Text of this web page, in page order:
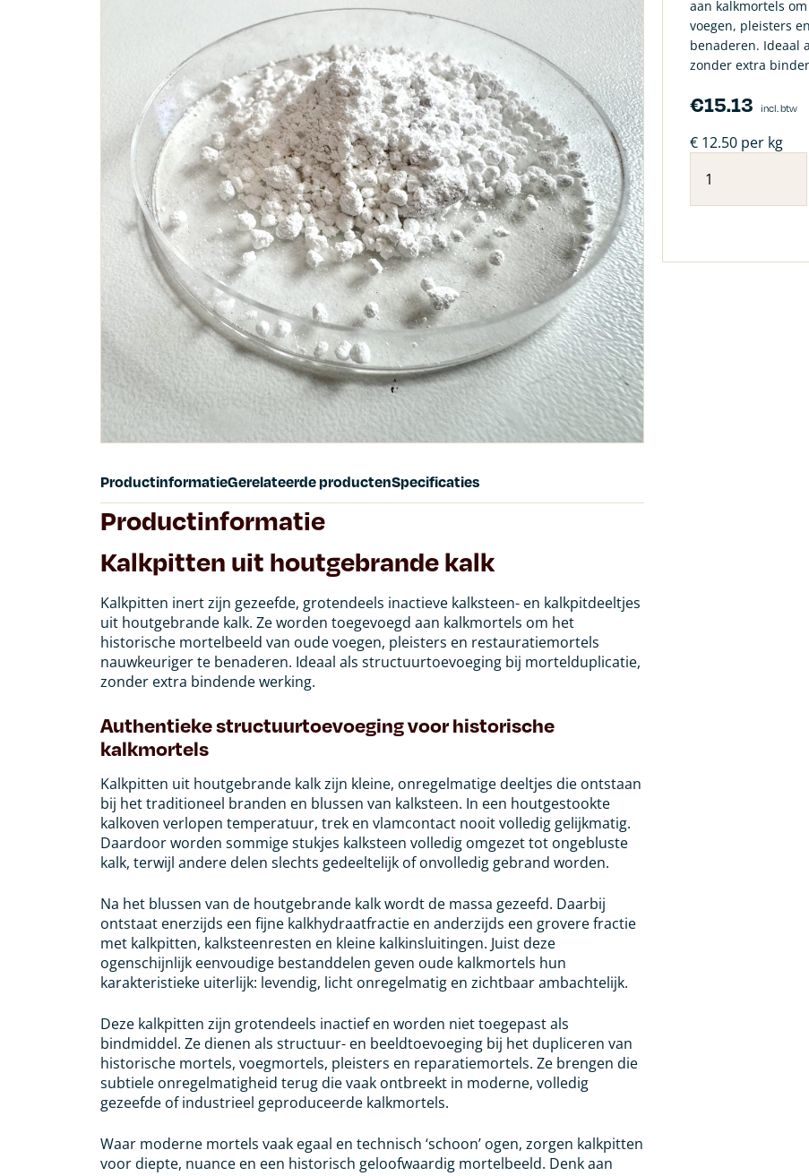
ProductinformatieGerelateerde productenSpecificaties
Productinformatie
Kalkpitten uit houtgebrande kalk
Kalkpitten inert zijn gezeefde, grotendeels inactieve kalksteen- en kalkpitdeeltjes
uit houtgebrande kalk. Ze worden toegevoegd aan kalkmortels om het
historische mortelbeeld van oude voegen, pleisters en restauratiemortels
nauwkeuriger te benaderen. Ideaal als structuurtoevoeging bij mortelduplicatie,
zonder extra bindende werking.
Authentieke structuurtoevoeging voor historische
kalkmortels
Kalkpitten uit houtgebrande kalk zijn kleine, onregelmatige deeltjes die ontstaan
bij het traditioneel branden en blussen van kalksteen. In een houtgestookte
kalkoven verlopen temperatuur, trek en vlamcontact nooit volledig gelijkmatig.
Daardoor worden sommige stukjes kalksteen volledig omgezet tot ongebluste
kalk, terwijl andere delen slechts gedeeltelijk of onvolledig gebrand worden.
Na het blussen van de houtgebrande kalk wordt de massa gezeefd. Daarbij
ontstaat enerzijds een fijne kalkhydraatfractie en anderzijds een grovere fractie
met kalkpitten, kalksteenresten en kleine kalkinsluitingen. Juist deze
ogenschijnlijk eenvoudige bestanddelen geven oude kalkmortels hun
karakteristieke uiterlijk: levendig, licht onregelmatig en zichtbaar ambachtelijk.
Deze kalkpitten zijn grotendeels inactief en worden niet toegepast als
bindmiddel. Ze dienen als structuur- en beeldtoevoeging bij het dupliceren van
historische mortels, voegmortels, pleisters en reparatiemortels. Ze brengen die
subtiele onregelmatigheid terug die vaak ontbreekt in moderne, volledig
gezeefde of industrieel geproduceerde kalkmortels.
Waar moderne mortels vaak egaal en technisch ‘schoon’ ogen, zorgen kalkpitten
voor diepte, nuance en een historisch geloofwaardig mortelbeeld. Denk aan
aan kalkmortels
voegen, pleisters
benaderen. Ideaal
zonder extra
€15.13 incl. btw
€ 12.50 per kg